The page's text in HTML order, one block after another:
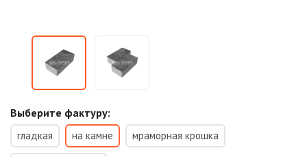
Выберите фактуру:
гладкая на камне мраморная крошка